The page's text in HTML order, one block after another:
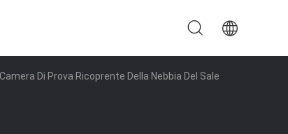
Di Prova Ricoprente Della Nebbia Del Sale